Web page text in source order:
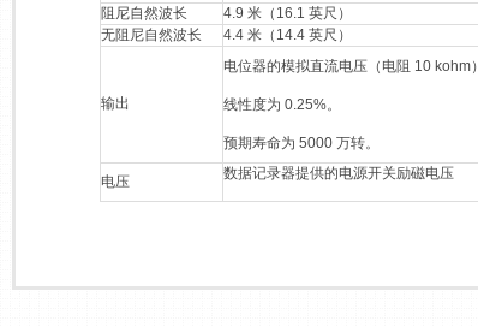
阻尼自然波长
4.9 米（16.1 英尺）
无阻尼自然波长
4.4 米（14.4 英尺）
输出
电位器的模拟直流电压（电阻 10 kohm）
线性度为 0.25%。
预期寿命为 5000 万转。
电压 数据记录器提供的电源开关励磁电压